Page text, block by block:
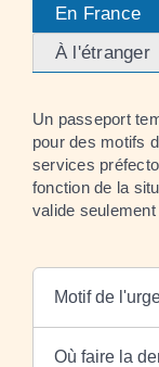
En France
À l'étranger
Un passeport
pour des motifs
services
fonction de la
valide
Motif de
Où faire la